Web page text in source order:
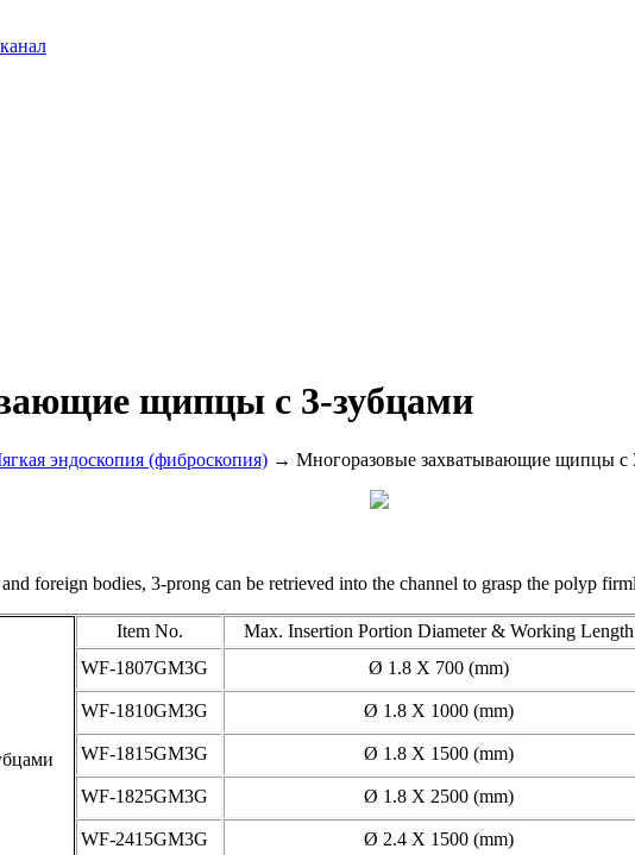
щипцы с 3-зубцами
эндоскопия (фиброскопия) → Многоразовые захватывающие щипцы с
foreign bodies, 3-prong can be retrieved into the channel to grasp the polyp
Item No. Max. Insertion Portion Diameter & Working Length
WF-1807GM3G
Ø 1.8 X 700 (mm)
WF-1810GM3G Ø 1.8 X 1000 (mm)
WF-1815GM3G Ø 1.8 X 1500 (mm)
WF-1825GM3G Ø 1.8 X 2500 (mm)
WF-2415GM3G Ø 2.4 X 1500 (mm)